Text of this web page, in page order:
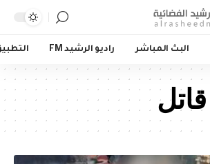
البث المباشر راديو الرشيد FM
قاتل